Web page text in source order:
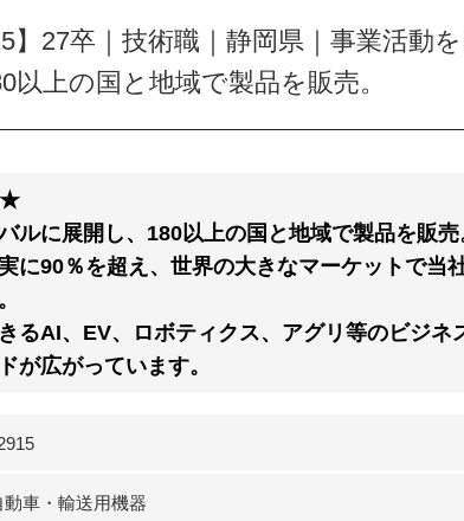
】27卒｜技術職｜静岡県｜事業活動
以上の国と地域で製品を販売。
ルに展開し、180以上の国と地域で製品を販売
に90％を超え、世界の大きなマーケットで当
るAI、EV、ロボティクス、アグリ等のビジネ
が広がっています。
動車・輸送用機器